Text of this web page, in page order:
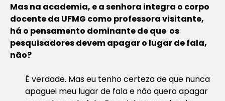
Mas na academia, e a senhora integra o corpo
docente da UFMG como professora visitante,
há o pensamento dominante de que os
pesquisadores devem apagar o lugar de fala,
não?
É verdade. Mas eu tenho certeza de que nunca
apaguei meu lugar de fala e não quero apagar